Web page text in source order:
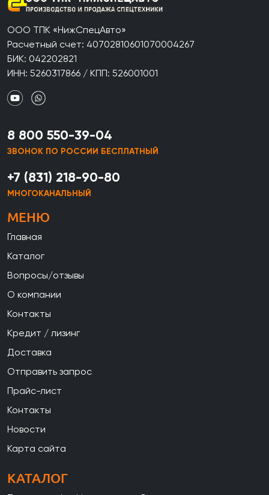
ООО ТПК «НижСпецАвто»
Расчетный счет: 40702810601070004267
БИК: 042202821
ИНН: 5260317866 / КПП: 526001001
8 800 550-39-04
ЗВОНОК ПО РОССИИ БЕСПЛАТНЫЙ
+7 (831) 218-90-80
МНОГОКАНАЛЬНЫЙ
МЕНЮ
Главная
Каталог
Вопросы/отзывы
О компании
Контакты
Кредит / лизинг
Доставка
Отправить запрос
Прайс-лист
Контакты
Новости
Карта сайта
КАТАЛОГ